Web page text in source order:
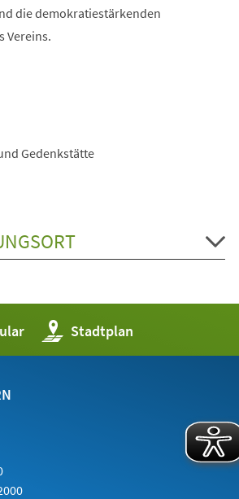
die demokratiestärkenden
Vereins.
Gedenkstätte
Stadtplan
(Öffnet
in
einem